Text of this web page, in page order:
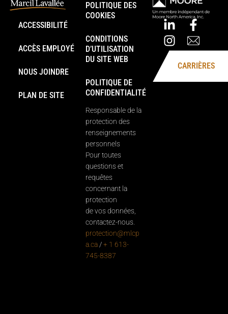
ACCESSIBILITÉ
ACCÈS EMPLOYÉ
NOUS JOINDRE
PLAN DE SITE
POLITIQUE DES
COOKIES
CONDITIONS
D’UTILISATION
DU SITE WEB
POLITIQUE DE
CONFIDENTIALITÉ
Responsable de la
protection des
renseignements
personnels
Pour toutes
questions et
requêtes
concernant la
protection
de vos données,
contactez-nous.
protection@mlcp
a.ca /+ 1 613-
745-8387
CARRIÈRES